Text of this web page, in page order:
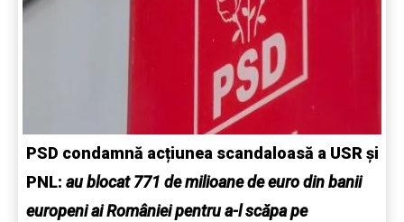
PSD condamnă acțiunea scandaloasă a USR și
PNL: au blocat 771 de milioane de euro din banii
europeni ai României pentru a-l scăpa pe